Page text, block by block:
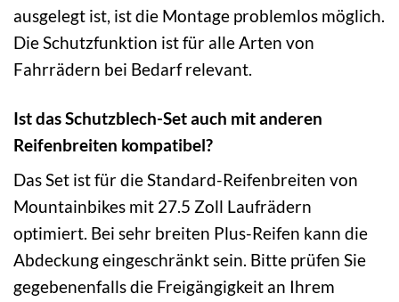
ausgelegt ist, ist die Montage problemlos möglich.
Die Schutzfunktion ist für alle Arten von
Fahrrädern bei Bedarf relevant.
Ist das Schutzblech-Set auch mit anderen
Reifenbreiten kompatibel?
Das Set ist für die Standard-Reifenbreiten von
Mountainbikes mit 27.5 Zoll Laufrädern
optimiert. Bei sehr breiten Plus-Reifen kann die
Abdeckung eingeschränkt sein. Bitte prüfen Sie
gegebenenfalls die Freigängigkeit an Ihrem